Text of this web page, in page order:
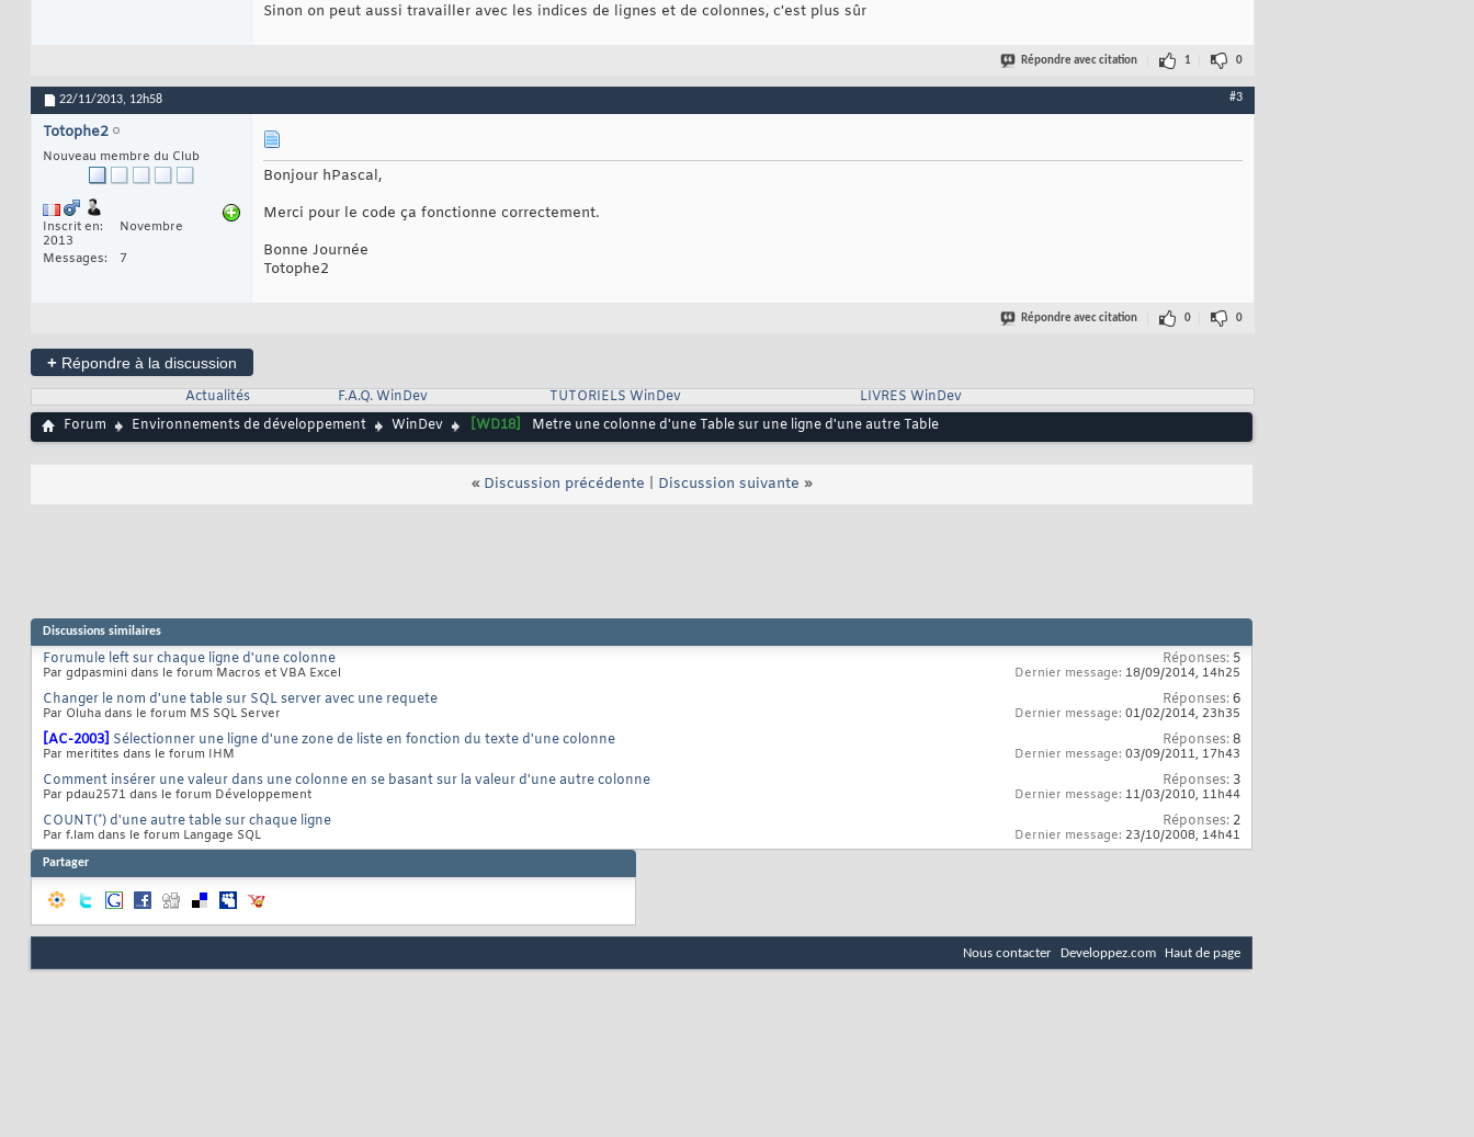
Sinon on peut aussi travailler avec les indices de lignes et de colonnes, c'est plus sûr
Répondre avec citation 1 0
22/11/2013, 12h58 #3
Totophe2
Nouveau membre du Club
Inscrit en
Novembre
2013
Messages
7
Bonjour hPascal,
Merci pour le code ça fonctionne correctement.
Bonne Journée
Totophe2
Répondre avec citation 0 0
+ Répondre à la discussion
Actualités
F.A.Q. WinDev TUTORIELS WinDev
LIVRES WinDev
Forum
Environnements de développement WinDev [WD18] Metre une colonne d'une Table sur une ligne d'une autre Table
« Discussion précédente Discussion suivante »
Discussions similaires
Forumule left sur chaque ligne d'une colonne
Par gdpasmini dans le forum Macros et VBA Excel
Réponses: 5
Dernier message: 18/09/2014, 14h25
Changer le nom d'une table sur SQL server avec une requete
Par Oluha dans le forum MS SQL Server
Réponses:6
Dernier message: 01/02/2014, 23h35
[AC-2003] Sélectionner une ligne d'une zone de liste en fonction du texte d'une colonne
Par meritites dans le forum IHM
Réponses:8
Dernier message: 03/09/2011, 17h43
Comment insérer une valeur dans une colonne en se basant sur la valeur d'une autre colonne
Par pdau2571 dans le forum Développement
Réponses: 3
Dernier message: 11/03/2010, 11h44
COUNT(*) d'une autre table sur chaque ligne
Par f.lam dans le forum Langage SQL
Réponses: 2
Dernier message: 23/10/2008, 14h41
Partager
Nous contacter Developpez.com Haut de page